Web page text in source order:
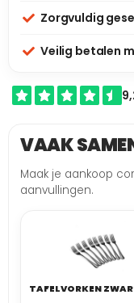
Zorgvuldig
Veilig betalen
VAAK
Maak je aankoop
aanvullingen.